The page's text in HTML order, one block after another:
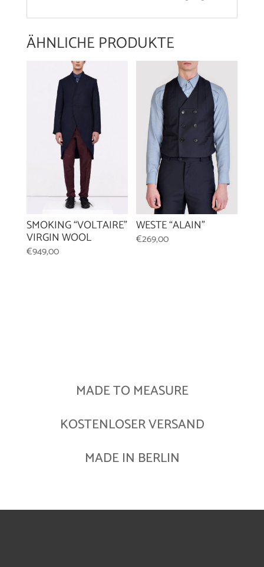
ÄHNLICHE PRODUKTE
SMOKING “VOLTAIRE”
VIRGIN WOOL
€949,00
WESTE “ALAIN”
€269,00
MADE TO MEASURE
KOSTENLOSER VERSAND
MADE IN BERLIN